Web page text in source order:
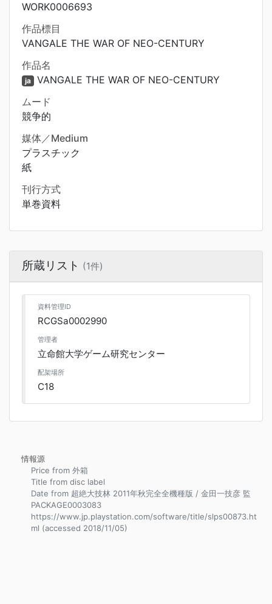
WORK0006693
作品標目
VANGALE THE WAR OF NEO-CENTURY
作品名
ja VANGALE THE WAR OF NEO-CENTURY
ムード
競争的
媒体／Medium
プラスチック
紙
刊行方式
単巻資料
所蔵リスト (1件)
資料管理ID
RCGSa0002990
管理者
立命館大学ゲーム研究センター
配架場所
C18
情報源
Price from 外箱
Title from disc label
Date from 超絶大技林 2011年秋完全全機種版 / 金田一技彦 監
PACKAGE0003083
https://www.jp.playstation.com/software/title/slps00873.ht
ml (accessed 2018/11/05)